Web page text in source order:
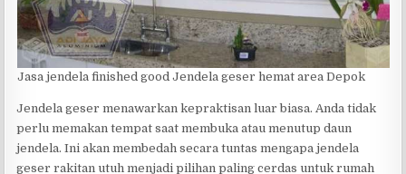
Jasa jendela finished good Jendela geser hemat area Depok
Jendela geser menawarkan kepraktisan luar biasa. Anda tidak
perlu memakan tempat saat membuka atau menutup daun
jendela. Ini akan membedah secara tuntas mengapa jendela
geser rakitan utuh menjadi pilihan paling cerdas untuk rumah